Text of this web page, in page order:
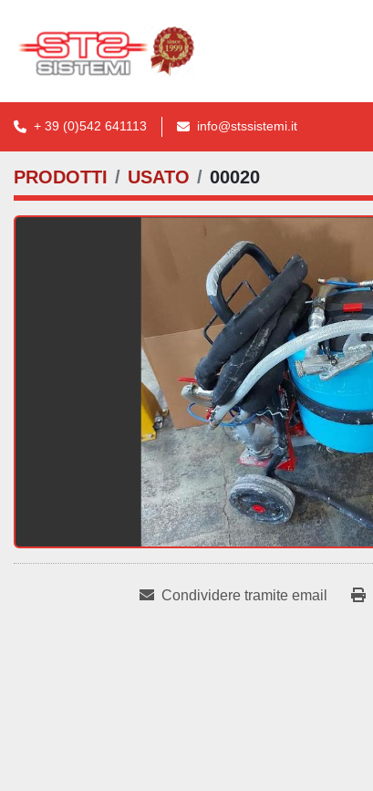
+ 39 (0)542 641113 info@stssistemi.it
PRODOTTI USATO 00020
Condividere tramite email